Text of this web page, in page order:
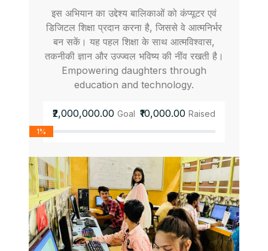
इस अभियान का उद्देश्य बालिकाओं को कंप्यूटर एवं
डिजिटल शिक्षा प्रदान करना है, जिससे वे आत्मनिर्भर
बन सकें। यह पहल शिक्षा के साथ आत्मविश्वास,
तकनीकी ज्ञान और उज्ज्वल भविष्य की नींव रखती है।
Empowering daughters through
education and technology.
₹2,000,000.00 Goal ₹10,000.00 Raised
1%